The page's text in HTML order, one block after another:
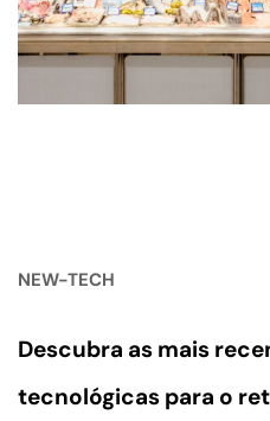
NEW-TECH
Descubra as mais
tecnológicas para o